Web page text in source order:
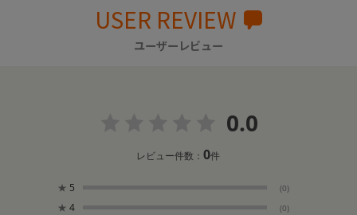
USER REVIEW
ユーザーレビュー
0.0
レビュー件数：0件
★ 5 (0)
★ 4 (0)